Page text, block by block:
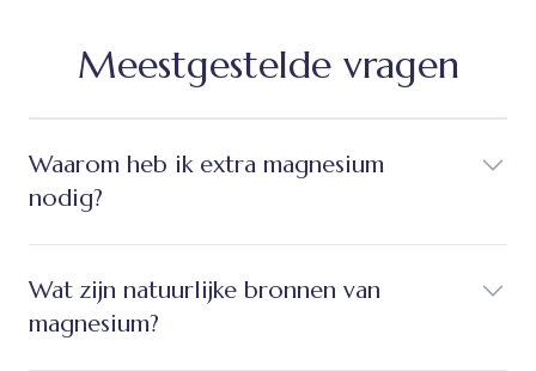
Meestgestelde vragen
Waarom heb ik extra magnesium
nodig?
Wat zijn natuurlijke bronnen van
magnesium?